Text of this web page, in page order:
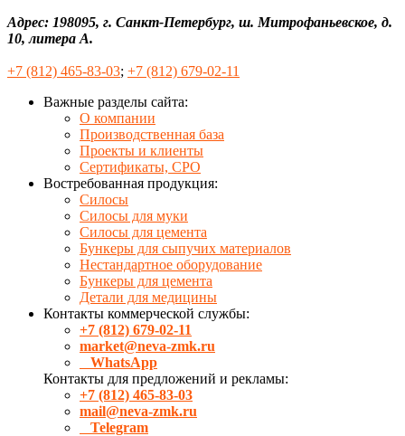
Адрес: 198095, г. Санкт-Петербург, ш. Митрофаньевское, д.
10, литера А.
+7 (812) 465-83-03; +7 (812) 679-02-11
Важные разделы сайта:
О компании
Производственная база
Проекты и клиенты
Сертификаты, СРО
Востребованная продукция:
Силосы
Силосы для муки
Силосы для цемента
Бункеры для сыпучих материалов
Нестандартное оборудование
Бункеры для цемента
Детали для медицины
Контакты коммерческой службы:
+7 (812) 679-02-11
market@neva-zmk.ru
WhatsApp
Контакты для предложений и рекламы:
+7 (812) 465-83-03
mail@neva-zmk.ru
Telegram